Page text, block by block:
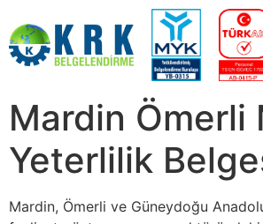
Mardin Ömerli
Yeterlilik
Mardin, Ömerli ve Güneydoğu